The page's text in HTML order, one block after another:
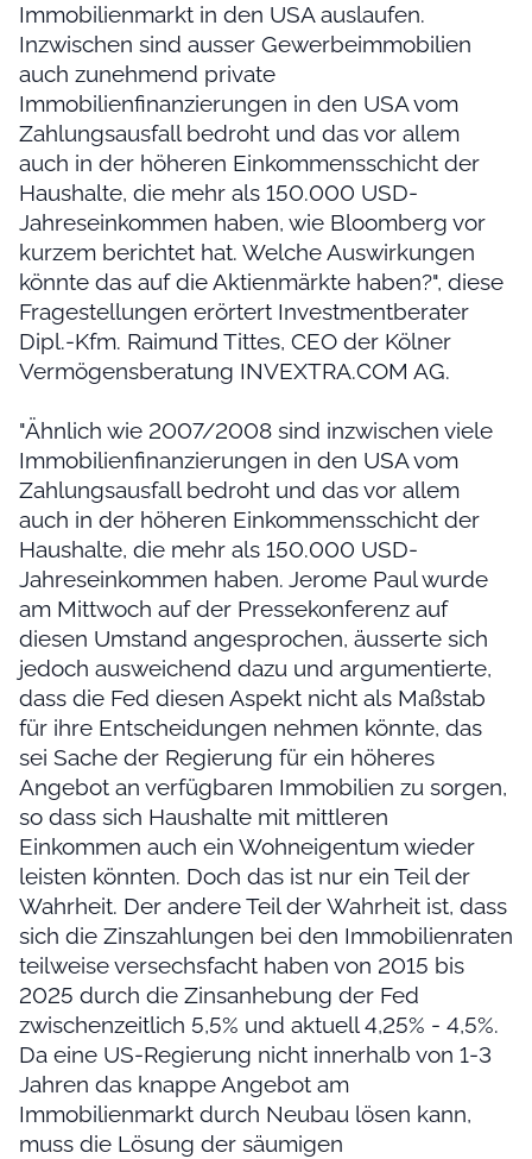
Immobilienmarkt in den USA auslaufen.
Inzwischen sind ausser Gewerbeimmobilien
auch zunehmend private
Immobilienfinanzierungen in den USA vom
Zahlungsausfall bedroht und das vor allem
auch in der höheren Einkommensschicht der
Haushalte, die mehr als 150.000 USD-
Jahreseinkommen haben, wie Bloomberg vor
kurzem berichtet hat. Welche Auswirkungen
könnte das auf die Aktienmärkte haben?", diese
Fragestellungen erörtert Investmentberater
Dipl.-Kfm. Raimund Tittes, CEO der Kölner
Vermögensberatung INVEXTRA.COM AG.
"Ähnlich wie 2007/2008 sind inzwischen viele
Immobilienfinanzierungen in den USA vom
Zahlungsausfall bedroht und das vor allem
auch in der höheren Einkommensschicht der
Haushalte, die mehr als 150.000 USD-
Jahreseinkommen haben. Jerome Paul wurde
am Mittwoch auf der Pressekonferenz auf
diesen Umstand angesprochen, äusserte sich
jedoch ausweichend dazu und argumentierte,
dass die Fed diesen Aspekt nicht als Maßstab
für ihre Entscheidungen nehmen könnte, das
sei Sache der Regierung für ein höheres
Angebot an verfügbaren Immobilien zu sorgen,
so dass sich Haushalte mit mittleren
Einkommen auch ein Wohneigentum wieder
leisten könnten. Doch das ist nur ein Teil der
Wahrheit. Der andere Teil der Wahrheit ist, dass
sich die Zinszahlungen bei den Immobilienraten
teilweise versechsfacht haben von 2015 bis
2025 durch die Zinsanhebung der Fed
zwischenzeitlich 5,5% und aktuell 4,25% - 4,5%.
Da eine US-Regierung nicht innerhalb von 1-3
Jahren das knappe Angebot am
Immobilienmarkt durch Neubau lösen kann,
muss die Lösung der säumigen